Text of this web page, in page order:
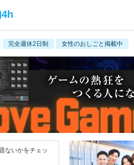
完全週休2日制 女性のおしごと掲載中
ないかをチェッ